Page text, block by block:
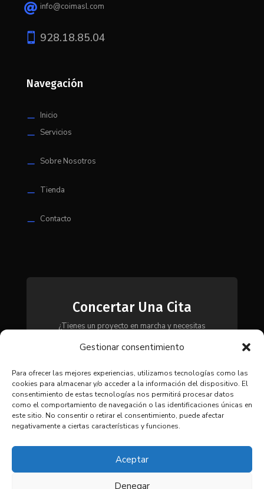
Gestionar consentimiento
Para ofrecer las mejores experiencias, utilizamos tecnologías como las
cookies para almacenar y/o acceder a la información del dispositivo. El
consentimiento de estas tecnologías nos permitirá procesar datos
como el comportamiento de navegación o las identificaciones únicas en
este sitio. No consentir o retirar el consentimiento, puede afectar
negativamente a ciertas características y funciones.
Aceptar
Denegar
 info@coimasl.com
 928.18.85.04
Navegación
K Inicio
K Servicios
K Sobre Nosotros
K Tienda
K Contacto
Concertar Una Cita
¿Tienes un proyecto en marcha y necesitas
contacto con nosotros y te asesoraremos para
necesidades.
CONTACTAR